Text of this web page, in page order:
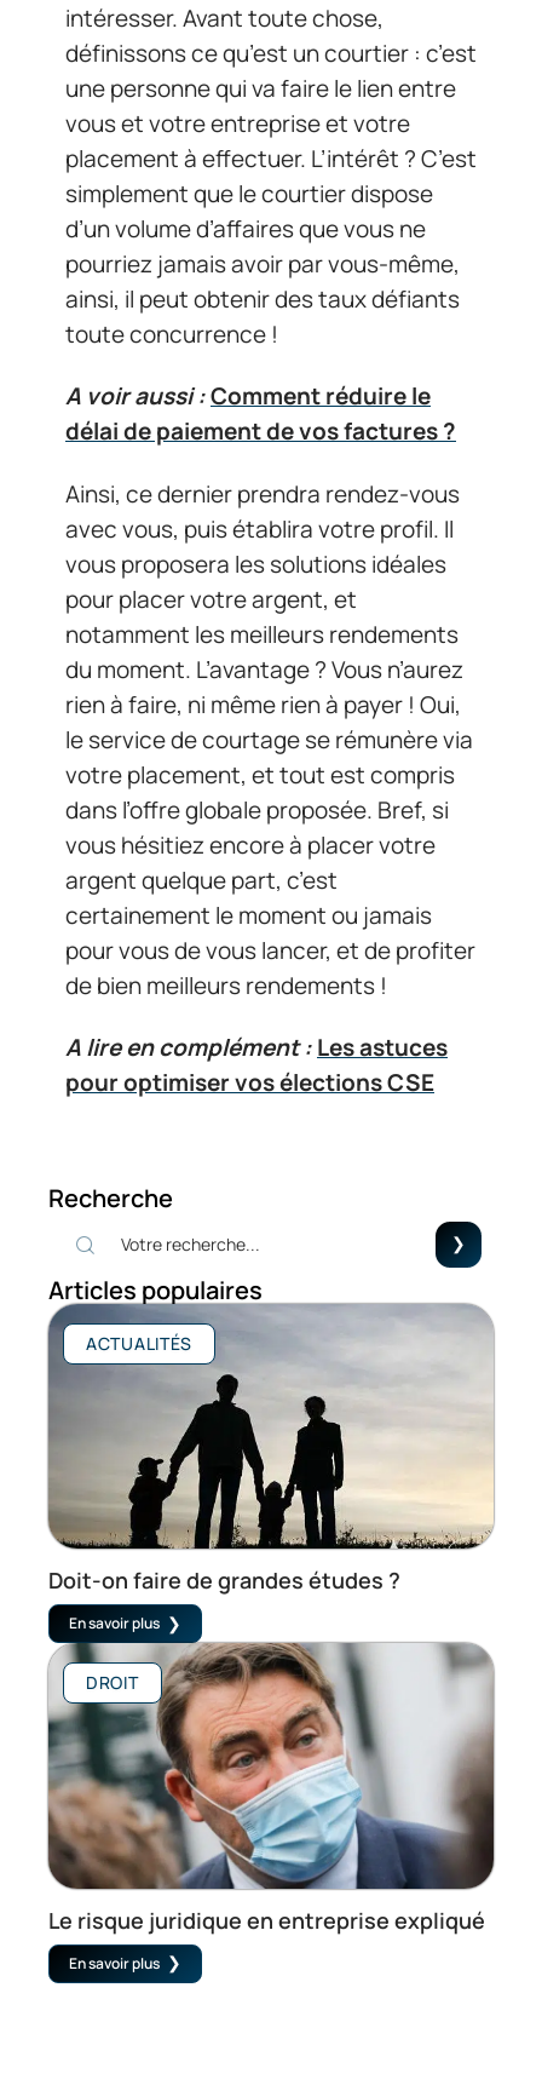
intéresser. Avant toute chose,
définissons ce qu’est un courtier : c’est
une personne qui va faire le lien entre
vous et votre entreprise et votre
placement à effectuer. L’intérêt ? C’est
simplement que le courtier dispose
d’un volume d’affaires que vous ne
pourriez jamais avoir par vous-même,
ainsi, il peut obtenir des taux défiants
toute concurrence !
A voir aussi :Comment réduire le
délai de paiement de vos factures ?
Ainsi, ce dernier prendra rendez-vous
avec vous, puis établira votre profil. Il
vous proposera les solutions idéales
pour placer votre argent, et
notamment les meilleurs rendements
du moment. L’avantage ? Vous n’aurez
rien à faire, ni même rien à payer ! Oui,
le service de courtage se rémunère via
votre placement, et tout est compris
dans l’offre globale proposée. Bref, si
vous hésitiez encore à placer votre
argent quelque part, c’est
certainement le moment ou jamais
pour vous de vous lancer, et de profiter
de bien meilleurs rendements !
A lire en complément :Les astuces
pour optimiser vos élections CSE
Recherche
Articles populaires
ACTUALITÉS
Doit-on faire de grandes études ?
En savoir plus
DROIT
Le risque juridique en entreprise expliqué
En savoir plus